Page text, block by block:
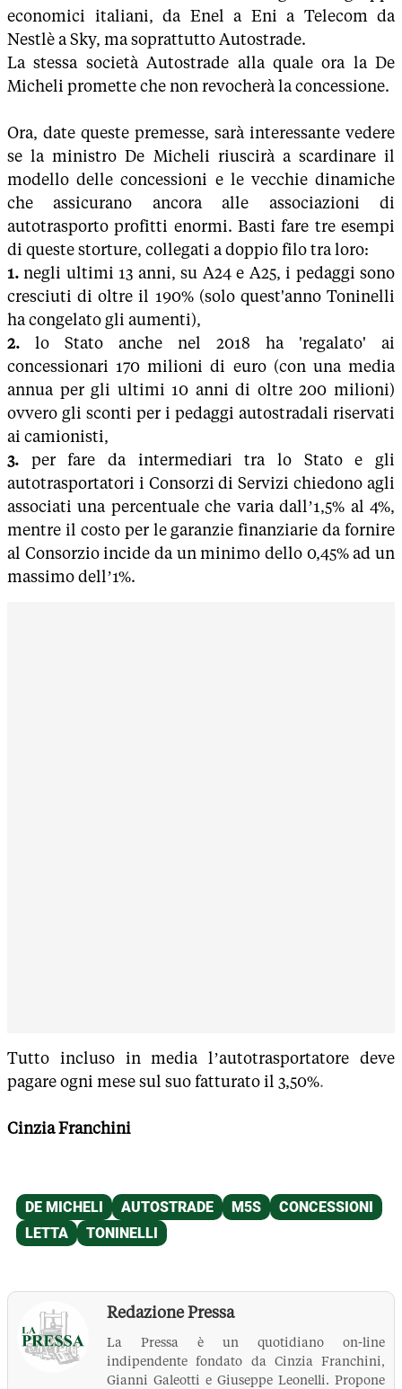
economici italiani, da Enel a Eni a Telecom da
Nestlè a Sky, ma soprattutto Autostrade.
La stessa società Autostrade alla quale ora la De
Micheli promette che non revocherà la concessione.
Ora, date queste premesse, sarà interessante vedere
se la ministro De Micheli riuscirà a scardinare il
modello delle concessioni e le vecchie dinamiche
che assicurano ancora alle associazioni di
autotrasporto profitti enormi. Basti fare tre esempi
di queste storture, collegati a doppio filo tra loro:
1. negli ultimi 13 anni, su A24 e A25, i pedaggi sono
cresciuti di oltre il 190% (solo quest'anno Toninelli
ha congelato gli aumenti),
2. lo Stato anche nel 2018 ha 'regalato' ai
concessionari 170 milioni di euro (con una media
annua per gli ultimi 10 anni di oltre 200 milioni)
ovvero gli sconti per i pedaggi autostradali riservati
ai camionisti,
3. per fare da intermediari tra lo Stato e gli
autotrasportatori i Consorzi di Servizi chiedono agli
associati una percentuale che varia dall’1,5% al 4%,
mentre il costo per le garanzie finanziarie da fornire
al Consorzio incide da un minimo dello 0,45% ad un
massimo dell’1%.
Tutto incluso in media l’autotrasportatore deve
pagare ogni mese sul suo fatturato il 3,50%.
Cinzia Franchini
Redazione Pressa
La Pressa è un quotidiano on-line
indipendente fondato da Cinzia Franchini,
Gianni Galeotti e Giuseppe Leonelli. Propone